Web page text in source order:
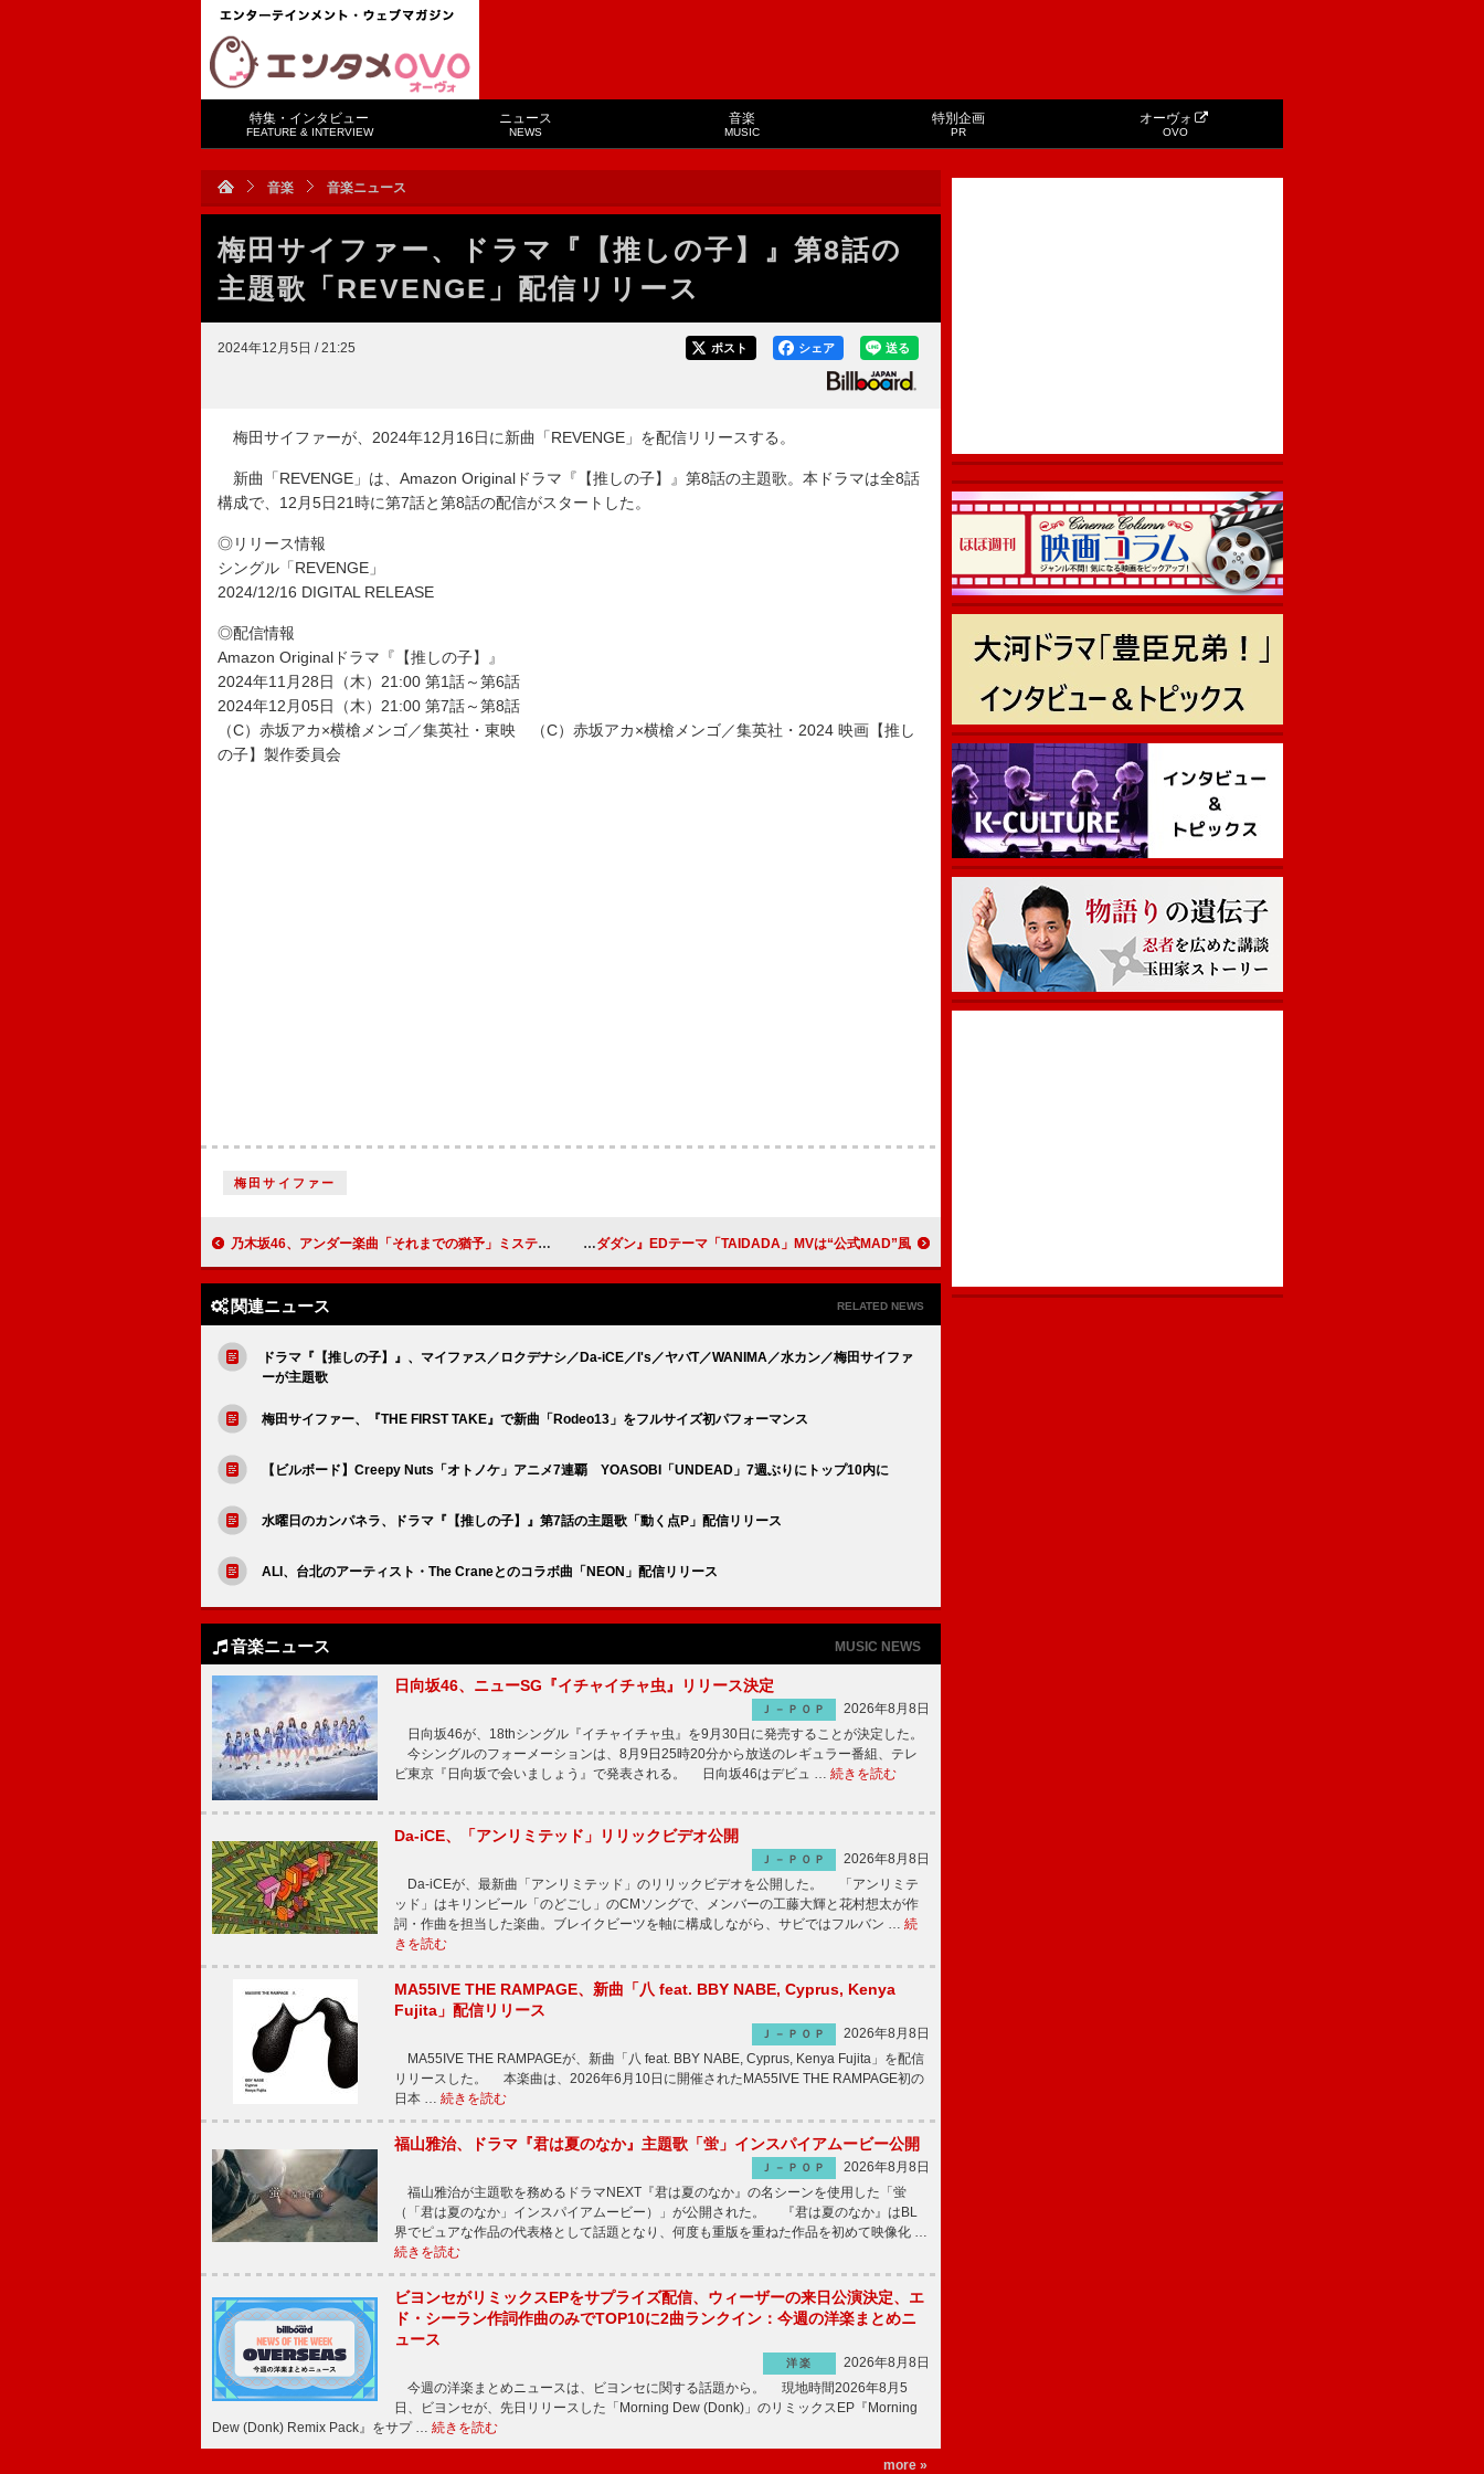
特集・インタビュー
FEATURE & INTERVIEW
ニュース
NEWS
音楽
MUSIC
特別企画
PR
オーヴォ
OVO
音楽 音楽ニュース
梅田サイファー、ドラマ『【推しの子】』第8話の
主題歌「REVENGE」配信リリース
2024年12月5日 / 21:25 送る
シェア
ポスト
梅田サイファーが、2024年12月16日に新曲「REVENGE」を配信リリースする。
新曲「REVENGE」は、Amazon Originalドラマ『【推しの子】』第8話の主題歌。本ドラマは全8話
構成で、12月5日21時に第7話と第8話の配信がスタートした。
◎リリース情報
シングル「REVENGE」
2024/12/16 DIGITAL RELEASE
◎配信情報
Amazon Originalドラマ『【推しの子】』
2024年11月28日（木）21:00 第1話～第6話
2024年12月05日（木）21:00 第7話～第8話
（C）赤坂アカ×横槍メンゴ／集英社・東映 （C）赤坂アカ×横槍メンゴ／集英社・2024 映画【推し
の子】製作委員会
梅田サイファー
乃木坂46、アンダー楽曲「それまでの猶予」ミステリアスなMV公開 ずっと真夜中でいいのに。、アニメ『ダンダダン』EDテーマ「TAIDADA」MVは“公式MAD”風
関連ニュース RELATED NEWS
ドラマ『【推しの子】』、マイファス／ロクデナシ／Da-iCE／I's／ヤバT／WANIMA／水カン／梅田サイファ
ーが主題歌
梅田サイファー、『THE FIRST TAKE』で新曲「Rodeo13」をフルサイズ初パフォーマンス
【ビルボード】Creepy Nuts「オトノケ」アニメ7連覇 YOASOBI「UNDEAD」7週ぶりにトップ10内に
水曜日のカンパネラ、ドラマ『【推しの子】』第7話の主題歌「動く点P」配信リリース
ALI、台北のアーティスト・The Craneとのコラボ曲「NEON」配信リリース
音楽ニュース MUSIC NEWS
日向坂46、ニューSG『イチャイチャ虫』リリース決定
Ｊ－ＰＯＰ
2026年8月8日
日向坂46が、18thシングル『イチャイチャ虫』を9月30日に発売することが決定した。
今シングルのフォーメーションは、8月9日25時20分から放送のレギュラー番組、テレ
ビ東京『日向坂で会いましょう』で発表される。 日向坂46はデビュ … 続きを読む
Da-iCE、「アンリミテッド」リリックビデオ公開
Ｊ－ＰＯＰ
2026年8月8日
Da-iCEが、最新曲「アンリミテッド」のリリックビデオを公開した。 「アンリミテ
ッド」はキリンビール「のどごし」のCMソングで、メンバーの工藤大輝と花村想太が作
詞・作曲を担当した楽曲。ブレイクビーツを軸に構成しながら、サビではフルバン … 続
きを読む
MA55IVE THE RAMPAGE、新曲「八 feat. BBY NABE, Cyprus, Kenya
Fujita」配信リリース
Ｊ－ＰＯＰ
2026年8月8日
MA55IVE THE RAMPAGEが、新曲「八 feat. BBY NABE, Cyprus, Kenya Fujita」を配信
リリースした。 本楽曲は、2026年6月10日に開催されたMA55IVE THE RAMPAGE初の
日本 … 続きを読む
福山雅治、ドラマ『君は夏のなか』主題歌「蛍」インスパイアムービー公開
Ｊ－ＰＯＰ
2026年8月8日
福山雅治が主題歌を務めるドラマNEXT『君は夏のなか』の名シーンを使用した「蛍
（「君は夏のなか」インスパイアムービー）」が公開された。 『君は夏のなか』はBL
界でピュアな作品の代表格として話題となり、何度も重版を重ねた作品を初めて映像化 …
続きを読む
ビヨンセがリミックスEPをサプライズ配信、ウィーザーの来日公演決定、エ
ド・シーラン作詞作曲のみでTOP10に2曲ランクイン：今週の洋楽まとめニ
ュース
洋楽
2026年8月8日
今週の洋楽まとめニュースは、ビヨンセに関する話題から。 現地時間2026年8月5
日、ビヨンセが、先日リリースした「Morning Dew (Donk)」のリミックスEP『Morning
Dew (Donk) Remix Pack』をサプ … 続きを読む
more »